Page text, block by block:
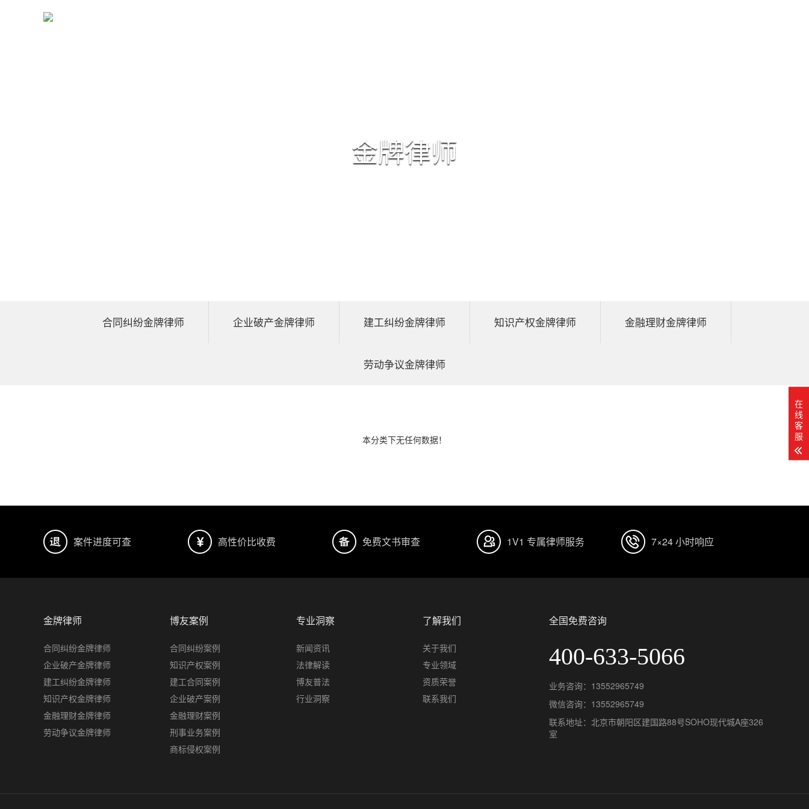
金牌律师
合同纠纷金牌律师 企业破产金牌律师 建工纠纷金牌律师 知识产权金牌律师 金融理财金牌律师
劳动争议金牌律师
本分类下无任何数据！
案件进度可查 高性价比收费 免费文书审查 1V1 专属律师服务 7×24 小时响应
金牌律师
合同纠纷金牌律师
企业破产金牌律师
建工纠纷金牌律师
知识产权金牌律师
金融理财金牌律师
劳动争议金牌律师
博友案例
合同纠纷案例
知识产权案例
建工合同案例
企业破产案例
金融理财案例
刑事业务案例
商标侵权案例
专业洞察
新闻资讯
法律解读
博友普法
行业洞察
了解我们
关于我们
专业领域
资质荣誉
联系我们
全国免费咨询
400-633-5066
业务咨询：13552965749
微信咨询：13552965749
联系地址：北京市朝阳区建国路88号SOHO现代城A座326
室
在
线
客
服